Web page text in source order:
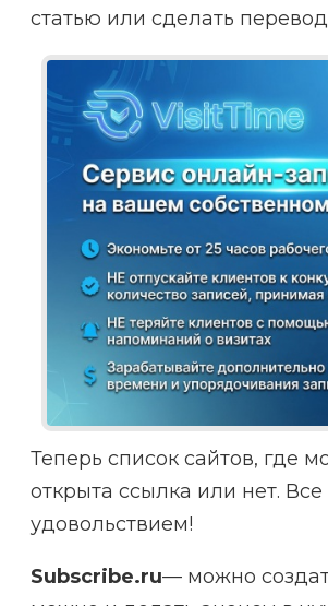
статью или сделать
Теперь список сайтов, где
открыта ссылка или нет.
удовольствием!
Subscribe.ru— можно